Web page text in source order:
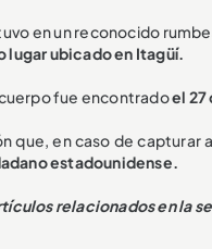
en un reconocido
lugar ubicado en Itagüí.
fue encontradoel 27
que, en caso de capturar
estadounidense.
relacionados en la